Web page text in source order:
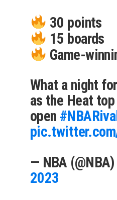
30 points
15 boards
Game-
What a night for
as the Heat
open
— NBA (@NBA)
2023